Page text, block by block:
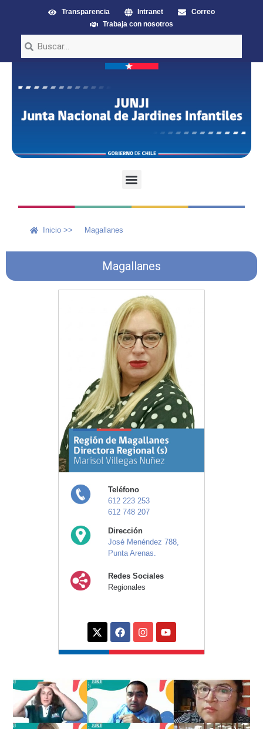
Transparencia Intranet
Correo
Trabaja con nosotros
Inicio >> Magallanes
Magallanes
Teléfono
612 223 253
612 748 207
Dirección
José Menéndez 788,
Punta Arenas.
Redes Sociales
Regionales